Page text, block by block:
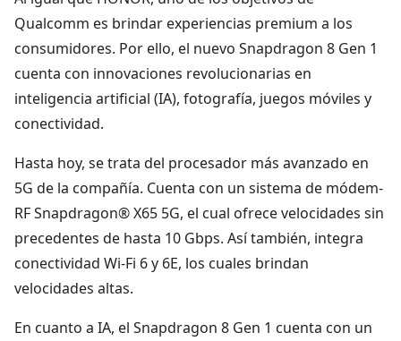
Qualcomm es brindar experiencias premium a los
consumidores. Por ello, el nuevo Snapdragon 8 Gen 1
cuenta con innovaciones revolucionarias en
inteligencia artificial (IA), fotografía, juegos móviles y
conectividad.
Hasta hoy, se trata del procesador más avanzado en
5G de la compañía. Cuenta con un sistema de módem-
RF Snapdragon® X65 5G, el cual ofrece velocidades sin
precedentes de hasta 10 Gbps. Así también, integra
conectividad Wi-Fi 6 y 6E, los cuales brindan
velocidades altas.
En cuanto a IA, el Snapdragon 8 Gen 1 cuenta con un